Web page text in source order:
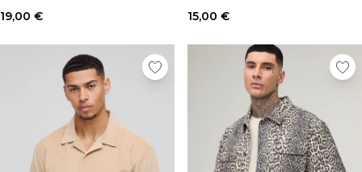
courtes
19,00 €
Occasion:
15,00 €